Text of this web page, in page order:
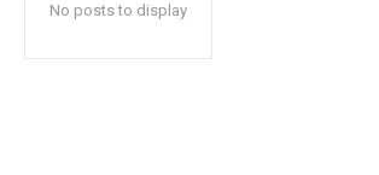
No posts to display